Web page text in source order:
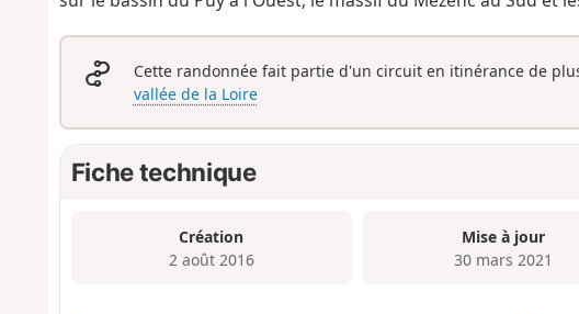
Cette randonnée fait partie d'un circuit en itinérance de
vallée de la Loire
Fiche technique
Création
2 août 2016
Mise à jour
30 mars 2021